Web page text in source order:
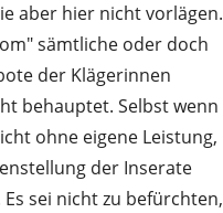
aber hier nicht vorlägen.
sämtliche oder doch
der Klägerinnen
behauptet. Selbst wenn
ohne eigene Leistung,
der Inserate
sei nicht zu befürchten,